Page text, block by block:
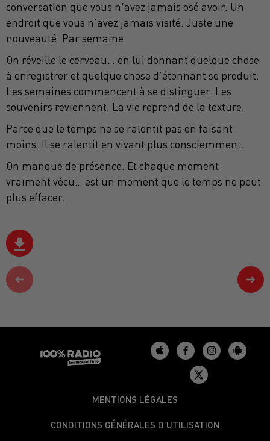
conversation que vous n'avez jamais osé avoir. Un
endroit que vous n'avez jamais visité. Juste une
nouveauté. Par semaine.
On réveille le cerveau… en lui donnant quelque chose
à enregistrer et quelque chose d'étonnant se produit.
Les semaines commencent à se distinguer. Les
souvenirs reviennent. La vie reprend de la texture.
Parce que le temps ne se ralentit pas en faisant
moins. Il se ralentit en vivant plus consciemment.
On manque de présence. Et chaque moment
vraiment vécu… est un moment que le temps ne peut
plus effacer.
MENTIONS LÉGALES
CONDITIONS GÉNÉRALES D’UTILISATION